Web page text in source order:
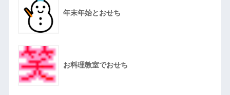
年末年始とおせち
お料理教室でおせち